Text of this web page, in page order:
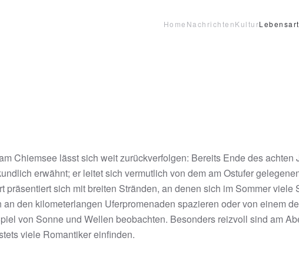
Home NachrichtenKulturLebensart
Chiemsee lässt sich weit zurückverfolgen: Bereits Ende des achten
erwähnt; er leitet sich vermutlich von dem am Ostufer
präsentiert sich mit breiten Stränden, an denen sich im Sommer viele
an den kilometerlangen Uferpromenaden spazieren oder von einem
von Sonne und Wellen beobachten. Besonders reizvoll sind am
viele Romantiker einfinden.